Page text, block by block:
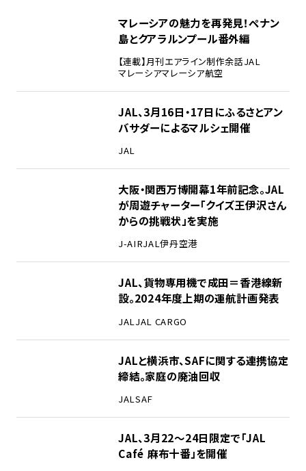
マレーシアの魅力を再発見！ペナン
島とクアラルンプール番外編
【連載】月刊エアライン制作余話JAL
マレーシアマレーシア航空
JAL、3月16日・17日にふるさとアン
バサダーによるマルシェ開催
JAL
大阪・関西万博開幕1年前記念。JAL
が周遊チャーター「クイズ王伊沢さん
からの挑戦状」を実施
J-AIRJAL伊丹空港
JAL、貨物専用機で成田＝香港線新
設。2024年度上期の運航計画発表
JAL JAL CARGO
JALと横浜市、SAFに関する連携協定
締結。家庭の廃油回収
JALSAF
JAL、3月22～24日限定で「JAL
Café 麻布十番」を開催